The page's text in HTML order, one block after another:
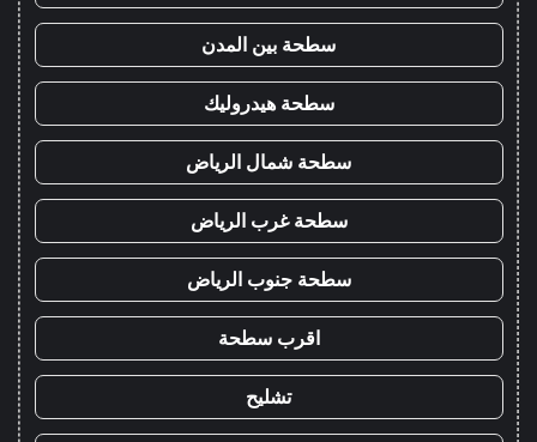
سطحة بين المدن
سطحة هيدروليك
سطحة شمال الرياض
سطحة غرب الرياض
سطحة جنوب الرياض
اقرب سطحة
تشليح